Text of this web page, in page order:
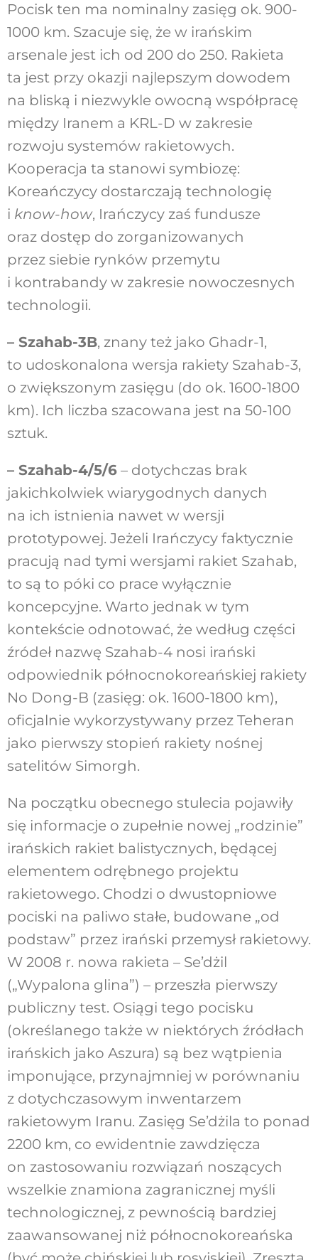
Pocisk ten ma nominalny zasięg ok. 900-
1000 km. Szacuje się, że w irańskim
arsenale jest ich od 200 do 250. Rakieta
ta jest przy okazji najlepszym dowodem
na bliską i niezwykle owocną współpracę
między Iranem a KRL-D w zakresie
rozwoju systemów rakietowych.
Kooperacja ta stanowi symbiozę:
Koreańczycy dostarczają technologię
i know-how, Irańczycy zaś fundusze
oraz dostęp do zorganizowanych
przez siebie rynków przemytu
i kontrabandy w zakresie nowoczesnych
technologii.
– Szahab-3B, znany też jako Ghadr-1,
to udoskonalona wersja rakiety Szahab-3,
o zwiększonym zasięgu (do ok. 1600-1800
km). Ich liczba szacowana jest na 50-100
sztuk.
– Szahab-4/5/6– dotychczas brak
jakichkolwiek wiarygodnych danych
na ich istnienia nawet w wersji
prototypowej. Jeżeli Irańczycy faktycznie
pracują nad tymi wersjami rakiet Szahab,
to są to póki co prace wyłącznie
koncepcyjne. Warto jednak w tym
kontekście odnotować, że według części
źródeł nazwę Szahab-4 nosi irański
odpowiednik północnokoreańskiej rakiety
No Dong-B (zasięg: ok. 1600-1800 km),
oficjalnie wykorzystywany przez Teheran
jako pierwszy stopień rakiety nośnej
satelitów Simorgh.
Na początku obecnego stulecia pojawiły
się informacje o zupełnie nowej „rodzinie”
irańskich rakiet balistycznych, będącej
elementem odrębnego projektu
rakietowego. Chodzi o dwustopniowe
pociski na paliwo stałe, budowane „od
podstaw” przez irański przemysł rakietowy.
W 2008 r. nowa rakieta – Se’dżil
(„Wypalona glina”) – przeszła pierwszy
publiczny test. Osiągi tego pocisku
(określanego także w niektórych źródłach
irańskich jako Aszura) są bez wątpienia
imponujące, przynajmniej w porównaniu
z dotychczasowym inwentarzem
rakietowym Iranu. Zasięg Se’dżila to ponad
2200 km, co ewidentnie zawdzięcza
on zastosowaniu rozwiązań noszących
wszelkie znamiona zagranicznej myśli
technologicznej, z pewnością bardziej
zaawansowanej niż północnokoreańska